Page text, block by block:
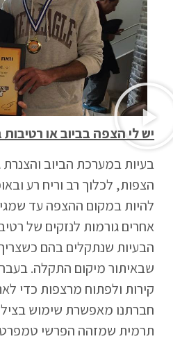
יש לי הצפה בביוב או
בעיות במערכת הביוב והצנרת
הצפות, לכלוך רב וריח רע
להיות במקום ההצפה עד
אחרים גורמות לנזקים של
הבעיות שנתקלים בהם
שבאיתור מיקום התקלה. בעבר
קירות ולפתוח מרצפות כדי
חברתנו מאפשרת שימוש
תרמית שמזהה הפרשי